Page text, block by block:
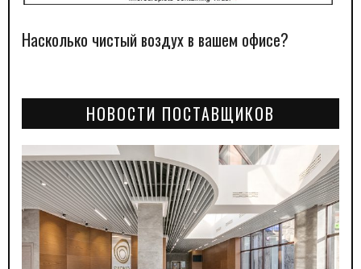
Насколько чистый воздух в вашем офисе?
НОВОСТИ ПОСТАВЩИКОВ